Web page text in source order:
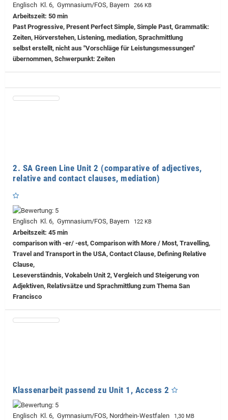
Englisch Kl. 6, Gymnasium/FOS, Bayern 266 KB
Arbeitszeit: 50 min
Past Progressive, Present Perfect Simple, Simple Past, Grammatik:
Zeiten, Hörverstehen, Listening, mediation, Sprachmittlung
selbst erstellt, nicht aus "Vorschläge für Leistungsmessungen"
übernommen, Schwerpunkt: Zeiten
2. SA Green Line Unit 2 (comparative of adjectives,
relative and contact clauses, mediation)
Englisch Kl. 6, Gymnasium/FOS, Bayern 122 KB
Arbeitszeit: 45 min
comparison with -er/ -est, Comparison with More / Most, Travelling,
Travel and Transport in the USA, Contact Clause, Defining Relative
Clause,
Leseverständnis, Vokabeln Unit 2, Vergleich und Steigerung von
Adjektiven, Relativsätze und Sprachmittlung zum Thema San
Francisco
Klassenarbeit passend zu Unit 1, Access 2
Englisch Kl. 6, Gymnasium/FOS, Nordrhein-Westfalen 1,30 MB